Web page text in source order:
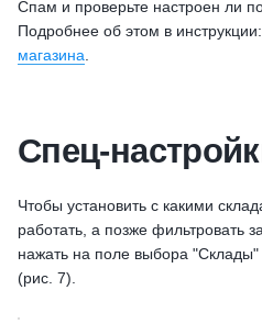
Спам и проверьте настроен ли
Подробнее об этом в инструкции:
магазина
Спец-
Чтобы установить с какими
работать, а позже фильтровать
нажать на поле выбора
(рис. 7).